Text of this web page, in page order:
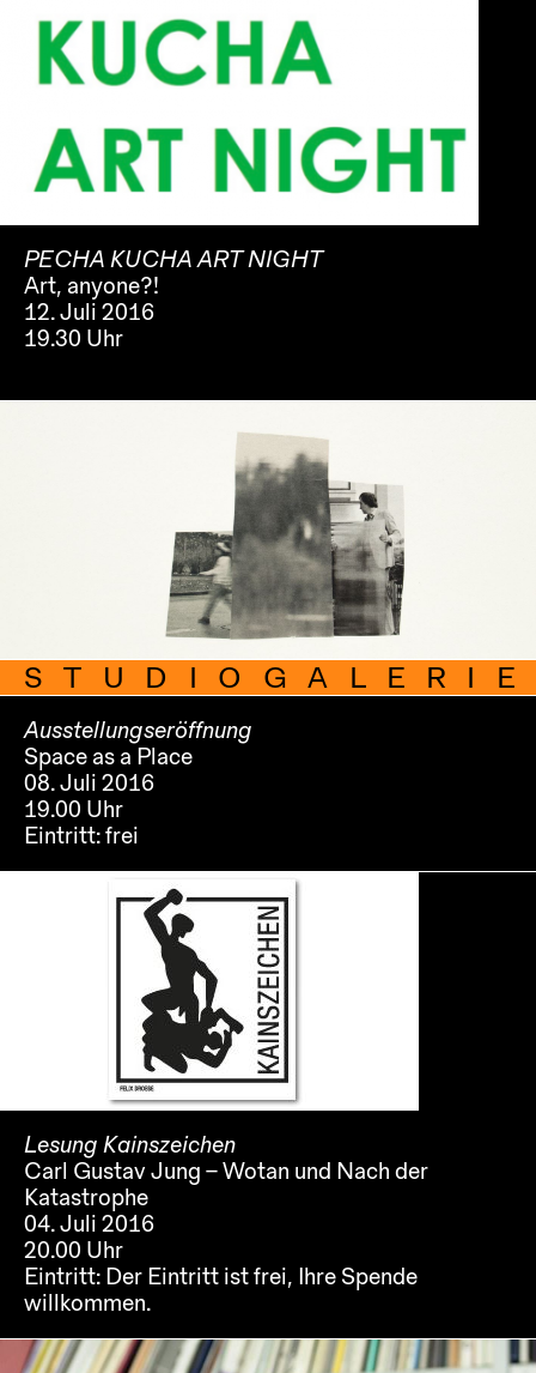
PECHA KUCHA ART NIGHT
Art, anyone?!
12. Juli 2016
19.30 Uhr
STUDIOGALERIE
Ausstellungseröffnung
Space as a Place
08. Juli 2016
19.00 Uhr
Eintritt:frei
Lesung Kainszeichen
Carl Gustav Jung – Wotan und Nach der
Katastrophe
04. Juli 2016
20.00 Uhr
Eintritt: Der Eintritt ist frei, Ihre Spende
willkommen.